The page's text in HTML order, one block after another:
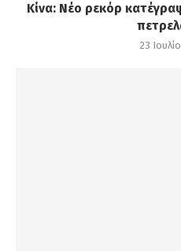
Κίνα: Νέο ρεκόρ
23